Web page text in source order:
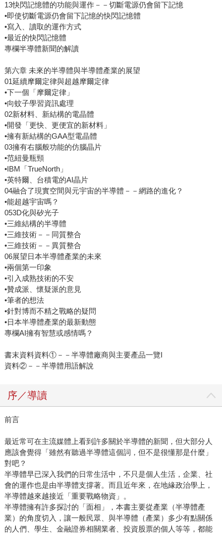
13快閃記憶體的功能與運作－－切斷電源仍會留下記憶
•即使切斷電源仍會留下記憶的快閃記憶體
•寫入、讀取的運作方式
•最近的快閃記憶體
專欄半導體新聞的解讀
第六章 未來的半導體與半導體產業的展望
01延續摩爾定律與超越摩爾定律
•下一個「摩爾定律」
•向蚊子學習資訊處理
02新材料、新結構的電晶體
•開發「更快、更便宜的新材料」
•擁有新結構的GAA型電晶體
03擁有右腦般功能的仿腦晶片
•范紐曼瓶頸
•IBM「TrueNorth」
•英特爾、台積電的AI晶片
04融合了現實空間與元宇宙的半導體－－網路的進化？
•能超越宇宙嗎？
053D化與矽光子
•三維結構的半導體
•三維技術－－同質整合
•三維技術－－異質整合
06展望日本半導體產業的未來
•兩個第一印象
•引入成熟技術的不安
•贊成派、懷疑派的意見
•筆者的想法
•針對博而不精之戰略的疑問
•日本半導體產業的最新動態
專欄AI擁有智慧或感情嗎？
書末資料資料①－－半導體廠商與主要產品一覽I
資料②－－半導體用語解說
序／導讀
前言
最近常可在主流媒體上看到許多關於半導體的新聞，但大部分人
應該會覺得「雖然有聽過半導體這個詞，但不是很懂那是什麼」
對吧？
半導體早已深入我們的日常生活中，不只是個人生活，企業、社
會的運作也是由半導體支撐著。而且近年來，在地緣政治學上，
半導體越來越接近「重要戰略物資」。
半導體擁有許多探討的「面相」，本書主要從產業（半導體產
業）的角度切入，讓一般民眾、與半導體（產業）多少有點關係
的人們、學生、金融證券相關業者、投資股票的個人等等，都能